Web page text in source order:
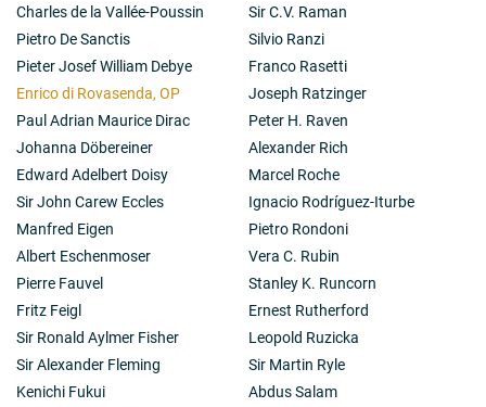
Charles de la Vallée-Poussin
Pietro De Sanctis
Pieter Josef William Debye
Enrico di Rovasenda, OP
Paul Adrian Maurice Dirac
Johanna Döbereiner
Edward Adelbert Doisy
Sir John Carew Eccles
Manfred Eigen
Albert Eschenmoser
Pierre Fauvel
Fritz Feigl
Sir Ronald Aylmer Fisher
Sir Alexander Fleming
Kenichi Fukui
Sir C.V. Raman
Silvio Ranzi
Franco Rasetti
Joseph Ratzinger
Peter H. Raven
Alexander Rich
Marcel Roche
Ignacio Rodríguez-Iturbe
Pietro Rondoni
Vera C. Rubin
Stanley K. Runcorn
Ernest Rutherford
Leopold Ruzicka
Sir Martin Ryle
Abdus Salam